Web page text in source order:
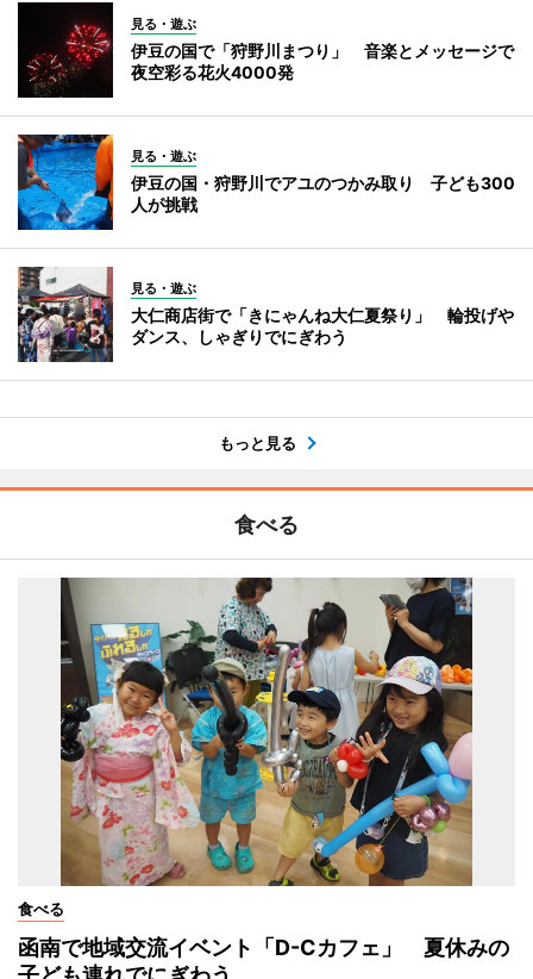
見る・遊ぶ
伊豆の国で「狩野川まつり」 音楽とメッセージで
夜空彩る花火4000発
見る・遊ぶ
伊豆の国・狩野川でアユのつかみ取り 子ども300
人が挑戦
見る・遊ぶ
大仁商店街で「きにゃんね大仁夏祭り」 輪投げや
ダンス、しゃぎりでにぎわう
もっと見る
食べる
食べる
函南で地域交流イベント「D-Cカフェ」 夏休みの